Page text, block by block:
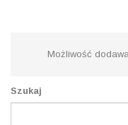
Możliwość
Szukaj